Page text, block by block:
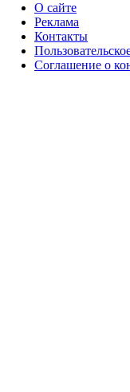
О сайте
Реклама
Контакты
Соглашение о